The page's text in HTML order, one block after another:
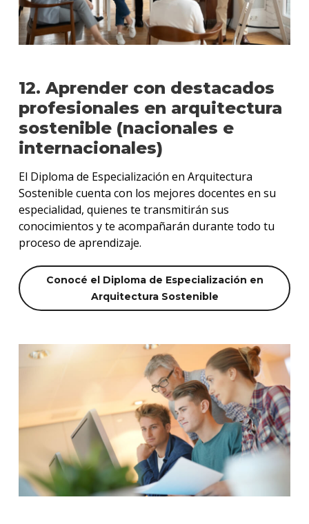
12. Aprender con destacados
profesionales en arquitectura
sostenible (nacionales e
internacionales)
El Diploma de Especialización en Arquitectura
Sostenible cuenta con los mejores docentes en su
especialidad, quienes te transmitirán sus
conocimientos y te acompañarán durante todo tu
proceso de aprendizaje.
Conocé el Diploma de Especialización en
Arquitectura Sostenible